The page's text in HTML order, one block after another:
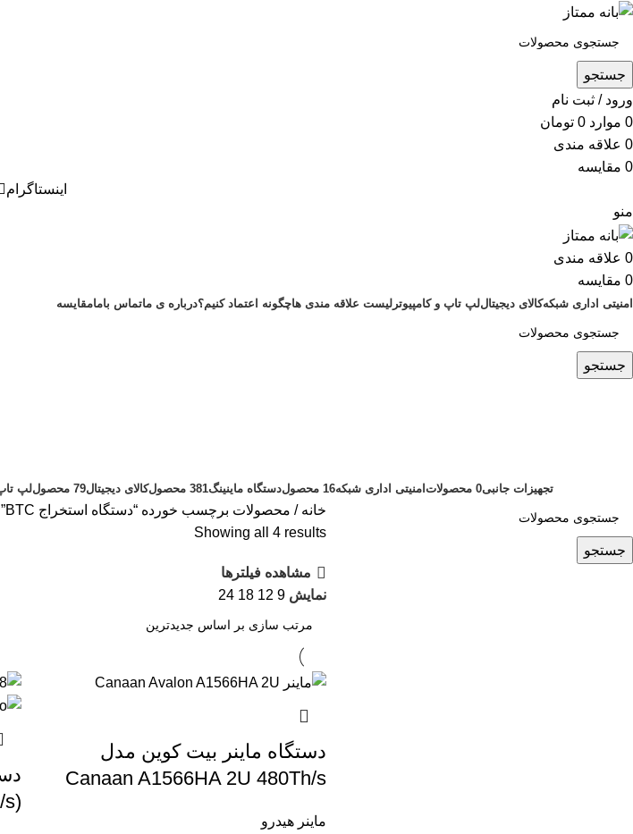
جستجو
ورود / ثبت نام
0 موارد 0 تومان
0 علاقه مندی
0 مقایسه
اینستاگرام
منو
0 علاقه مندی
0 مقایسه
امنیتی اداری شبکهکالای دیجیتاللپ تاپ و کامپیوتر لیست علاقه مندی هاچگونه اعتماد کنیم؟درباره ی ماتماس بامامقایسه
جستجو
تجهیزات جانبی0 محصولات امنیتی اداری شبکه16 محصول دستگاه ماینینگ381 محصول کالای دیجیتال79 محصول لپ
جستجو
خانه محصولات برچسب خورده “دستگاه استخراج BTC”
Showing all 4 results
مشاهده فیلترها
نمایش9
12
18
24
دستگاه ماینر بیت کوین مدل
Canaan A1566HA 2U 480Th/s
ماینر هیدرو
s)